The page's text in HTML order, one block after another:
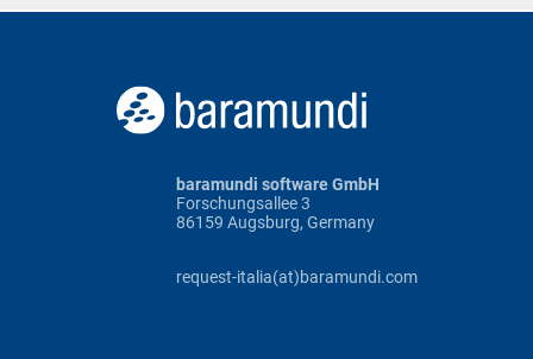
baramundi software GmbH
Forschungsallee 3
86159 Augsburg, Germany
request-italia(at)baramundi.com